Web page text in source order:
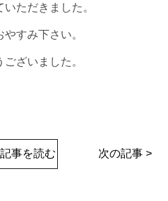
ただきました。
すみ下さい。
ざいました。
事を読む 次の記事 >